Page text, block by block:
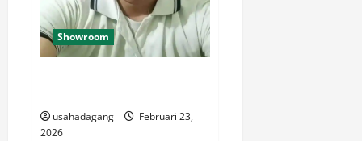
Showroom
usahadagang
Februari 23,
2026